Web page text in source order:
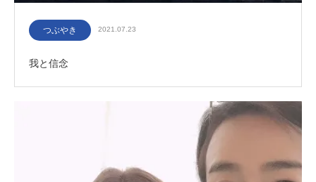
つぶやき 2021.07.23
我と信念